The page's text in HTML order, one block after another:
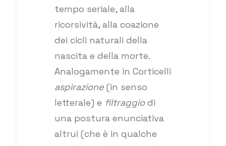
tempo seriale, alla
ricorsività, alla coazione
dei cicli naturali della
nascita e della morte.
Analogamente in Corticelli
aspirazione (in senso
letterale) e filtraggiodi
una postura enunciativa
altrui (che è in qualche